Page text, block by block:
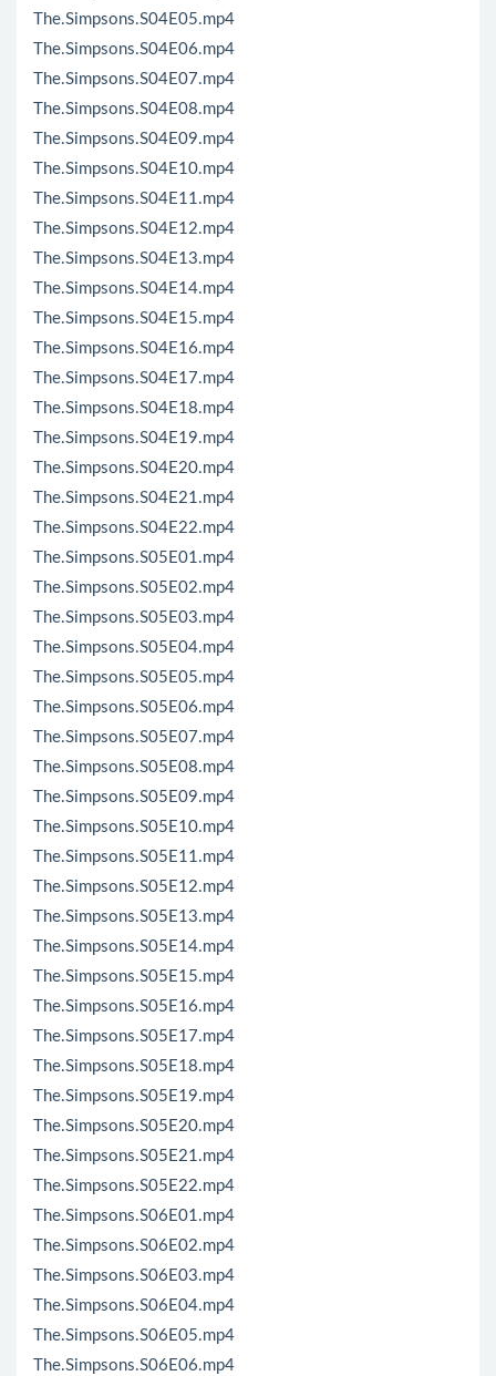
The.Simpsons.S04E05.mp4
The.Simpsons.S04E06.mp4
The.Simpsons.S04E07.mp4
The.Simpsons.S04E08.mp4
The.Simpsons.S04E09.mp4
The.Simpsons.S04E10.mp4
The.Simpsons.S04E11.mp4
The.Simpsons.S04E12.mp4
The.Simpsons.S04E13.mp4
The.Simpsons.S04E14.mp4
The.Simpsons.S04E15.mp4
The.Simpsons.S04E16.mp4
The.Simpsons.S04E17.mp4
The.Simpsons.S04E18.mp4
The.Simpsons.S04E19.mp4
The.Simpsons.S04E20.mp4
The.Simpsons.S04E21.mp4
The.Simpsons.S04E22.mp4
The.Simpsons.S05E01.mp4
The.Simpsons.S05E02.mp4
The.Simpsons.S05E03.mp4
The.Simpsons.S05E04.mp4
The.Simpsons.S05E05.mp4
The.Simpsons.S05E06.mp4
The.Simpsons.S05E07.mp4
The.Simpsons.S05E08.mp4
The.Simpsons.S05E09.mp4
The.Simpsons.S05E10.mp4
The.Simpsons.S05E11.mp4
The.Simpsons.S05E12.mp4
The.Simpsons.S05E13.mp4
The.Simpsons.S05E14.mp4
The.Simpsons.S05E15.mp4
The.Simpsons.S05E16.mp4
The.Simpsons.S05E17.mp4
The.Simpsons.S05E18.mp4
The.Simpsons.S05E19.mp4
The.Simpsons.S05E20.mp4
The.Simpsons.S05E21.mp4
The.Simpsons.S05E22.mp4
The.Simpsons.S06E01.mp4
The.Simpsons.S06E02.mp4
The.Simpsons.S06E03.mp4
The.Simpsons.S06E04.mp4
The.Simpsons.S06E05.mp4
The.Simpsons.S06E06.mp4